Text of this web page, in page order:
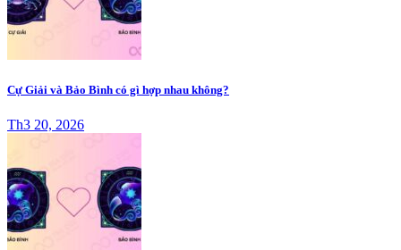
Cự Giải và Bảo Bình có gì hợp nhau không?
Th3 20, 2026